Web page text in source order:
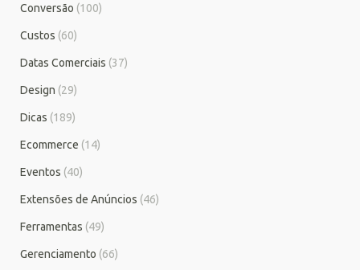
Conversão (100)
Custos (60)
Datas Comerciais (37)
Design (29)
Dicas (189)
Ecommerce (14)
Eventos (40)
Extensões de Anúncios (46)
Ferramentas (49)
Gerenciamento (66)